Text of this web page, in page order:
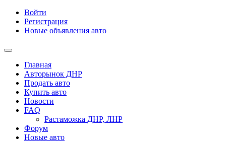
Войти
Регистрация
Новые объявления авто
Главная
Авторынок ДНР
Продать авто
Купить авто
Новости
FAQ
Растаможка ДНР, ЛНР
Форум
Новые авто